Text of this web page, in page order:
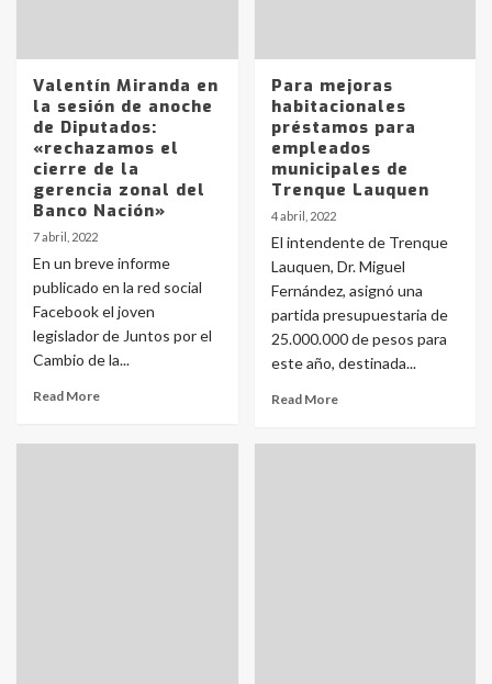
Valentín Miranda en
la sesión de anoche
de Diputados:
«rechazamos el
cierre de la
gerencia zonal del
Banco Nación»
7 abril, 2022
En un breve informe
publicado en la red social
Facebook el joven
legislador de Juntos por el
Cambio de la...
Read More
Para mejoras
habitacionales
préstamos para
empleados
municipales de
Trenque Lauquen
4 abril, 2022
El intendente de Trenque
Lauquen, Dr. Miguel
Fernández, asignó una
partida presupuestaria de
25.000.000 de pesos para
este año, destinada...
Read More